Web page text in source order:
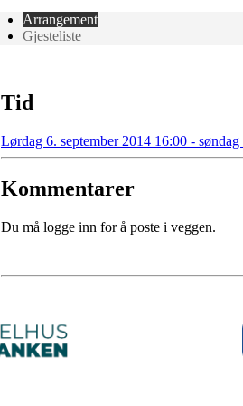
Arrangement
Gjesteliste
Tid
Lørdag 6. september 2014 16:00 -
Kommentarer
Du må logge inn for å poste i veggen.